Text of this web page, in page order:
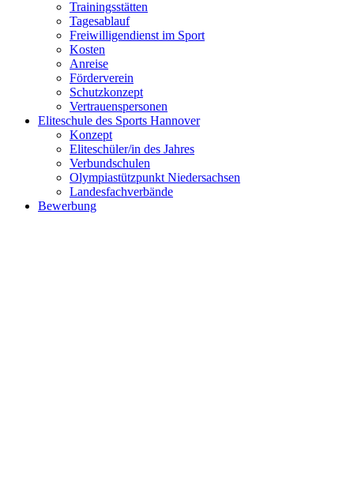
Trainingsstätten
Tagesablauf
Freiwilligendienst im Sport
Kosten
Anreise
Förderverein
Schutzkonzept
Vertrauenspersonen
Eliteschule des Sports Hannover
Konzept
Eliteschüler/in des Jahres
Verbundschulen
Olympiastützpunkt Niedersachsen
Landesfachverbände
Bewerbung